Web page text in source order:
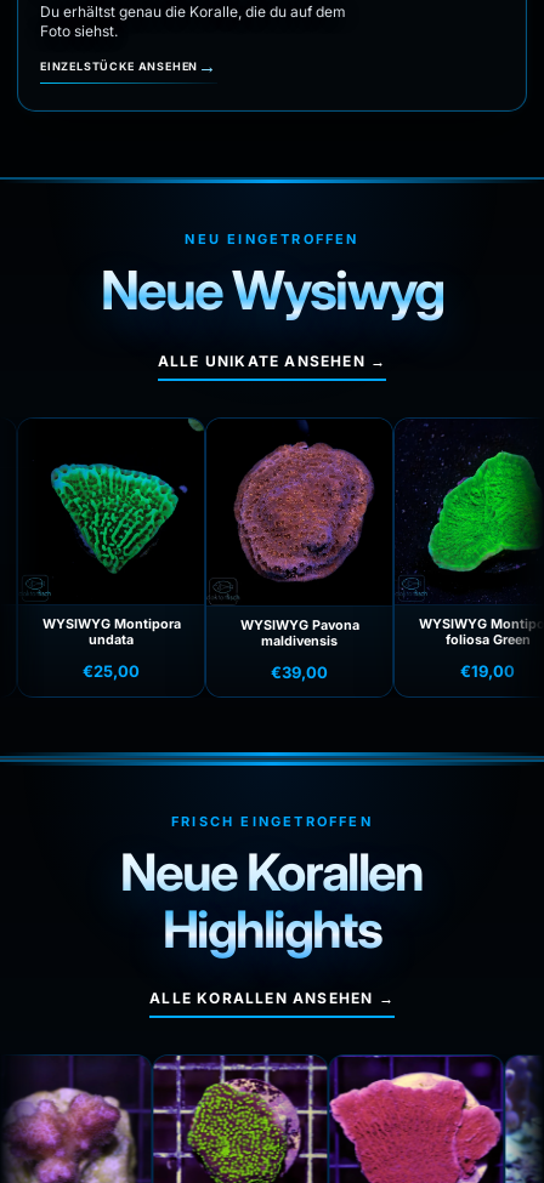
Du erhältst genau die Koralle, die du auf dem
Foto siehst.
EINZELSTÜCKE ANSEHEN →
NEU EINGETROFFEN
Neue Wysiwyg
ALLE UNIKATE ANSEHEN →
WYSIWYG Pavona
maldivensis
€39,00
WYSIWYG Montipora
foliosa Green
€19,00
FRISCH EINGETROFFEN
Neue Korallen
Highlights
ALLE KORALLEN ANSEHEN →
€25,00